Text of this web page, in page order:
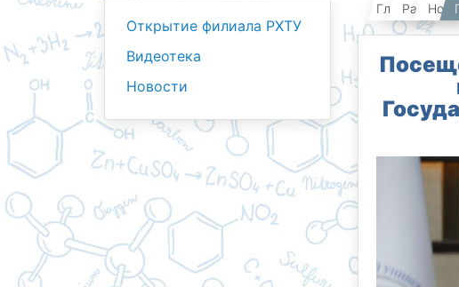
Открытие филиала РХТУ
Видеотека
Новости
Главная Работникам